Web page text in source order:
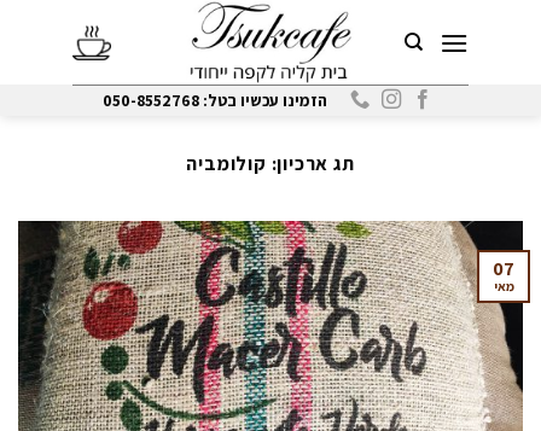
הזמינו עכשיו בטל: 050-8552768
תג ארכיון: קולומביה
07
מאי